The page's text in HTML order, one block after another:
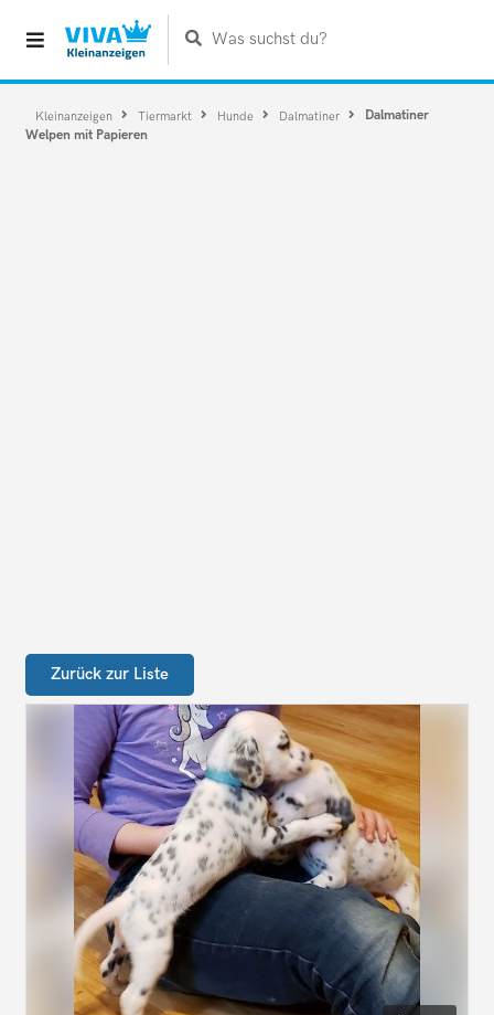
Was suchst du?
Kleinanzeigen Tiermarkt Hunde Dalmatiner
Dalmatiner
Welpen mit Papieren
Zurück zur Liste